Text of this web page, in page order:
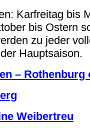
Karfreitag bis
bis Ostern
zu jeder
Hauptsaison.
– Rothenburg
Weibertreu